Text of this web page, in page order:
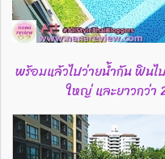
พร้อมแล้วไปว่ายน้ำกัน ฟินไ
ใหญ่ และยาวกว่า